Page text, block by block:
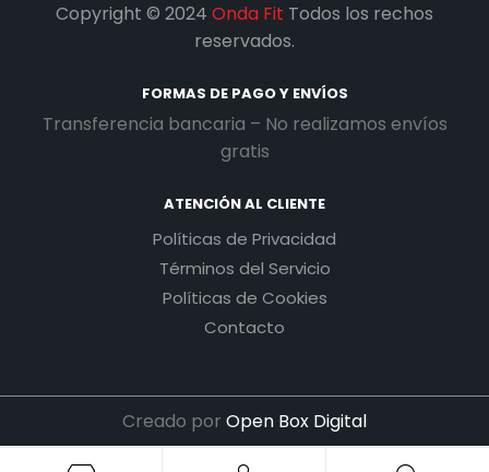
Copyright © 2024 Onda Fit Todos los rechos
reservados.
FORMAS DE PAGO Y ENVÍOS
Transferencia bancaria – No realizamos envíos
gratis
ATENCIÓN AL CLIENTE
Políticas de Privacidad
Términos del Servicio
Políticas de Cookies
Contacto
Creado por Open Box Digital